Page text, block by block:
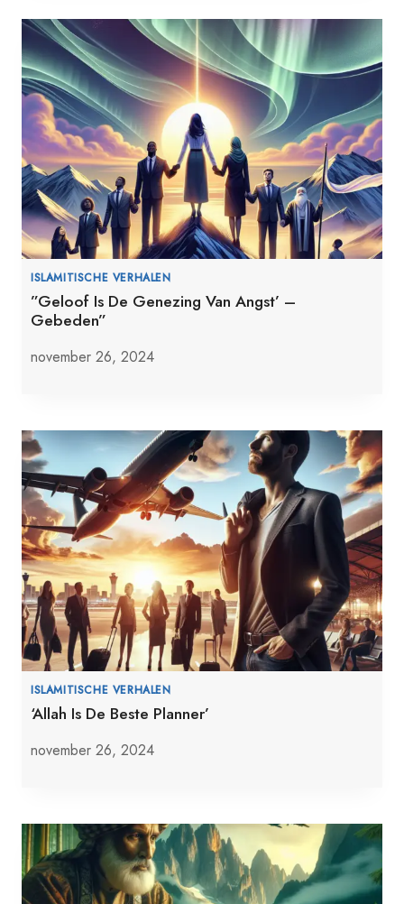
ISLAMITISCHE VERHALEN
”Geloof Is De Genezing Van Angst’ –
Gebeden”
november 26, 2024
ISLAMITISCHE VERHALEN
‘Allah Is De Beste Planner’
november 26, 2024